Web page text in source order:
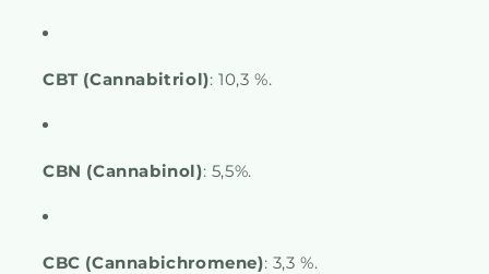
CBT (Cannabitriol): 10,3 %.
CBN (Cannabinol): 5,5%.
CBC (Cannabichromene): 3,3 %.